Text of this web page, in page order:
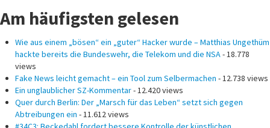
Am häufigsten gelesen
Wie aus einem „bösen“ ein „guter“ Hacker wurde – Matthias Ungethüm
hackte bereits die Bundeswehr, die Telekom und die NSA - 18.778
views
Fake News leicht gemacht – ein Tool zum Selbermachen - 12.738 views
Ein unglaublicher SZ-Kommentar- 12.420 views
Quer durch Berlin: Der „Marsch für das Leben“ setzt sich gegen
Abtreibungen ein - 11.612 views